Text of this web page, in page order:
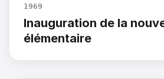
1969
Inauguration de la
élémentaire